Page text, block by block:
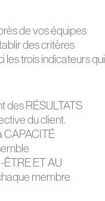
de vos équipes
des critères
les trois indicateurs qui
des RÉSULTATS
du client.
CAPACITÉ
ÊTRE ET AU
membre